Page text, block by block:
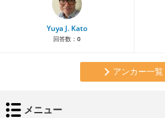
Yuya J. Kato
回答数： 0
アンカー一覧
メニュー